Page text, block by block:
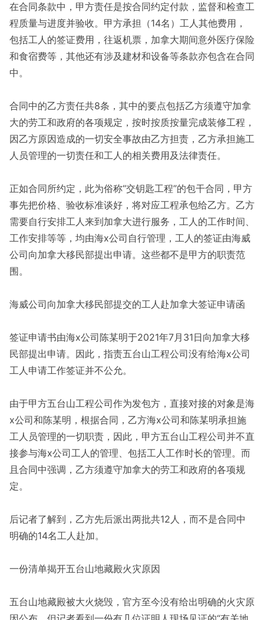
在合同条款中，甲方责任是按合同约定付款，监督和检查工
程质量与进度并验收。甲方承担（14名）工人其他费用，
包括工人的签证费用，往返机票，加拿大期间意外医疗保险
和食宿费等，其他还有涉及建材和设备等条款亦包含在合同
中。
合同中的乙方责任共8条，其中的要点包括乙方须遵守加拿
大的劳工和政府的各项规定，按时按质按量完成装修工程，
因乙方原因造成的一切安全事故由乙方担责，乙方承担施工
人员管理的一切责任和工人的相关费用及法律责任。
正如合同所约定，此为俗称“交钥匙工程”的包干合同，甲方
事先把价格、验收标准谈好，将对应工程承包给乙方。乙方
需要自行安排工人来到加拿大进行服务，工人的工作时间、
工作安排等等，均由海x公司自行管理，工人的签证由海威
公司向加拿大移民部提出申请。这些都不是甲方的职责范
围。
海威公司向加拿大移民部提交的工人赴加拿大签证申请函
签证申请书由海x公司陈某明于2021年7月31日向加拿大移
民部提出申请。因此，指责五台山工程公司没有给海x公司
工人申请工作签证并不公允。
由于甲方五台山工程公司作为发包方，直接对接的对象是海
x公司和陈某明，根据合同，乙方海x公司和陈某明承担施
工人员管理的一切职责，因此，甲方五台山工程公司并不直
接参与海x公司工人的管理、包括工人工作时长的管理。而
且合同中强调，乙方须遵守加拿大的劳工和政府的各项规
定。
后记者了解到，乙方先后派出两批共12人，而不是合同中
明确的14名工人赴加。
一份清单揭开五台山地藏殿火灾原因
五台山地藏殿被大火烧毁，官方至今没有给出明确的火灾原